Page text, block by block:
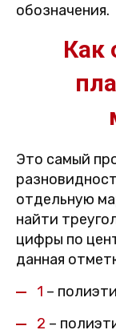
обозначения.
Как
Это самый
отдельную
найти
цифры по
данная
1 –
2 –